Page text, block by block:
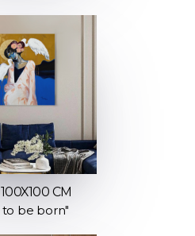
CM
to be born"